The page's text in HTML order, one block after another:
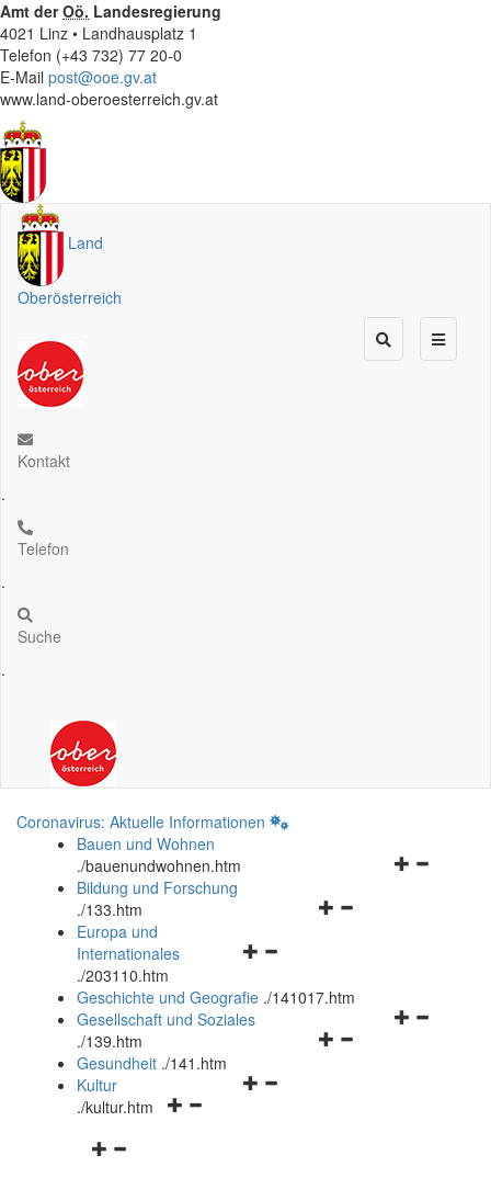
Amt derOö. Landesregierung
4021 Linz • Landhausplatz 1
Telefon (+43 732) 77 20-0
E-Mail post@ooe.gv.at
www.land-oberoesterreich.gv.at
Land
Oberösterreich
Kontakt
.
Telefon
.
Suche
.
Coronavirus: Aktuelle Informationen
Bauen und Wohnen
./bauenundwohnen.htm
Navigationsmenü
Bildung und Forschung
./133.htm
Navigationsmenü
und
schließen
Europa und
Internationales
./203110.htm
Geschichte und Geografie ./141017.htm
Navigationsmenü
Gesellschaft und Soziales
./139.htm
Navigationsmenü
Gesundheit ./141.htm
Navigationsmenü
Kultur
./kultur.htm
Navigationsmenü